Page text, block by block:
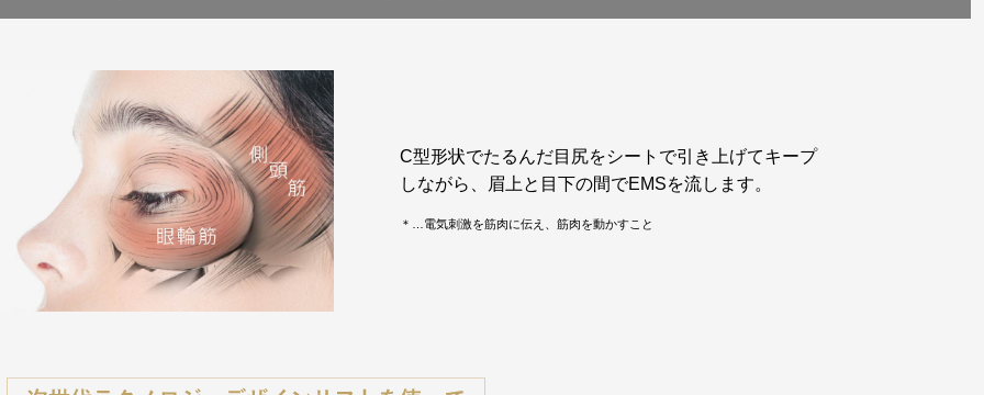
C型形状でたるんだ目尻をシートで引き上げてキープ
しながら、眉上と目下の間でEMSを流します。
＊…電気刺激を筋肉に伝え、筋肉を動かすこと